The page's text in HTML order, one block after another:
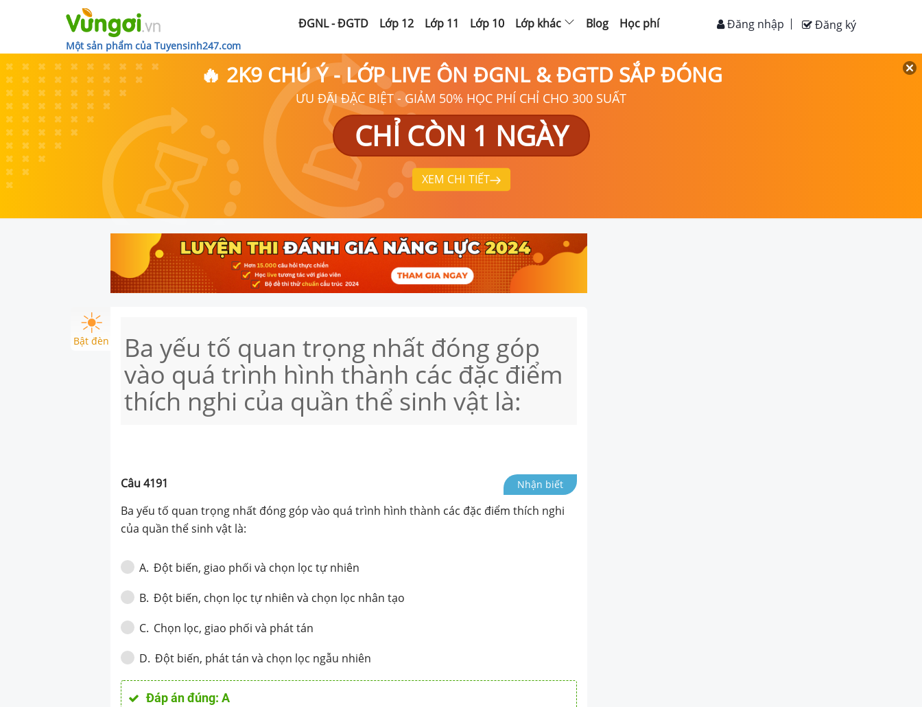
Một sản phẩm của Tuyensinh247.com
ĐGNL - ĐGTD Lớp 12 Lớp 11 Lớp 10 Lớp khác Blog Học phí Đăng ký
Đăng nhập
🔥 2K9 CHÚ Ý - LỚP LIVE ÔN ĐGNL & ĐGTD SẮP ĐÓNG
ƯU ĐÃI ĐẶC BIỆT - GIẢM 50% HỌC PHÍ CHỈ CHO 300 SUẤT
CHỈ CÒN 1 NGÀY
XEM CHI TIẾT
Bật đèn Ba yếu tố quan trọng nhất đóng góp
vào quá trình hình thành các đặc điểm
thích nghi của quần thể sinh vật là:
Câu4191 Nhận biết
Ba yếu tố quan trọng nhất đóng góp vào quá trình hình thành các đặc điểm thích nghi
của quần thể sinh vật là:
A. Đột biến, giao phối và chọn lọc tự nhiên
B. Đột biến, chọn lọc tự nhiên và chọn lọc nhân tạo
C. Chọn lọc, giao phối và phát tán
D. Đột biến, phát tán và chọn lọc ngẫu nhiên
Đáp án đúng:A